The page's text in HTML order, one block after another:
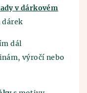
v dárkovém
dárek
dál
výročí nebo